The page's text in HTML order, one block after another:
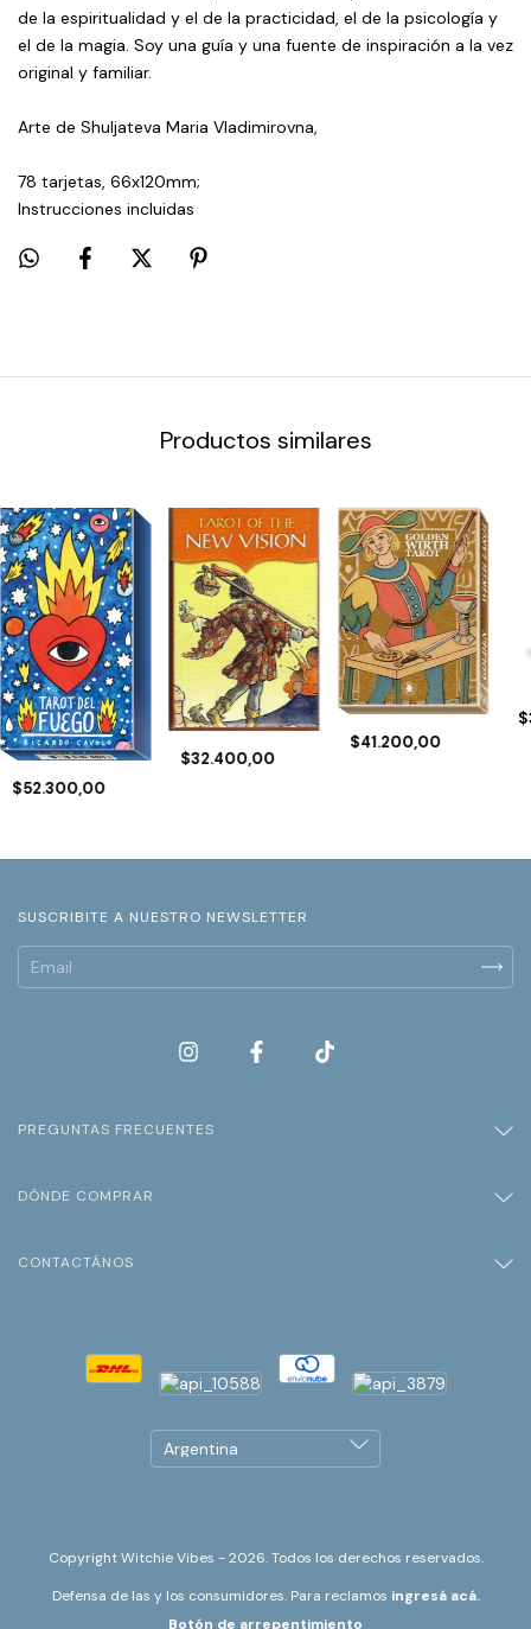
de la espiritualidad y el de la practicidad, el de la psicología y
el de la magia. Soy una guía y una fuente de inspiración a la vez
original y familiar.
Arte de Shuljateva Maria Vladimirovna,
78 tarjetas, 66x120mm;
Instrucciones incluidas
Productos similares
$52.300,00
$32.400,00
$41.200,00
SUSCRIBITE A NUESTRO NEWSLETTER
PREGUNTAS FRECUENTES
DÓNDE COMPRAR
CONTACTÁNOS
Copyright Witchie Vibes - 2026. Todos los derechos reservados.
Defensa de las y los consumidores. Para reclamos ingresá acá.
Botón de arrepentimiento